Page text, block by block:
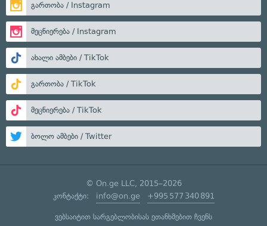
გართობა / Instagram
მეცნიერება / Instagram
ახალი ამბები / TikTok
გართობა / TikTok
მეცნიერება / TikTok
ბოლო ამბები / Twitter
© On.ge LLC, 2015–2026
კონტაქტი: info@on.ge +995 577 340 891
ვებსაიტით სარგებლობისას ეთანხმებით ჩვენს